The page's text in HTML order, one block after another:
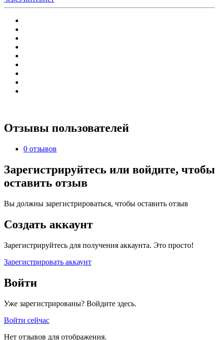
Отзывы пользователей
0 отзывов
Зарегистрируйтесь или войдите, чтобы
оставить отзыв
Вы должны зарегистрироваться, чтобы оставить отзыв
Создать аккаунт
Зарегистрируйтесь для получения аккаунта. Это просто!
Зарегистрировать аккаунт
Войти
Уже зарегистрированы? Войдите здесь.
Войти сейчас
Нет отзывов для отображения.